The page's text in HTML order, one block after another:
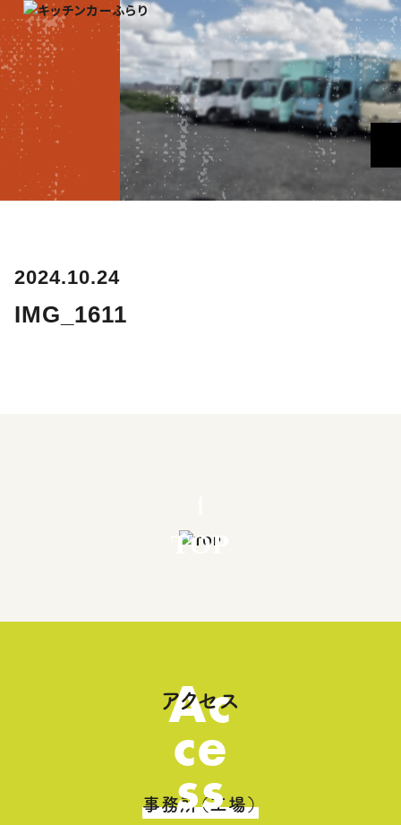
2024.10.24
IMG_1611
TOP
Ac
ce
ss
アクセス
事務所（工場）